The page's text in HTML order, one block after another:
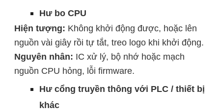
Hư bo CPU
Hiện tượng: Không khởi động được, hoặc lên
nguồn vài giây rồi tự tắt, treo logo khi khởi động.
Nguyên nhân: IC xử lý, bộ nhớ hoặc mạch
nguồn CPU hỏng, lỗi firmware.
Hư cổng truyền thông với PLC / thiết bị
khác